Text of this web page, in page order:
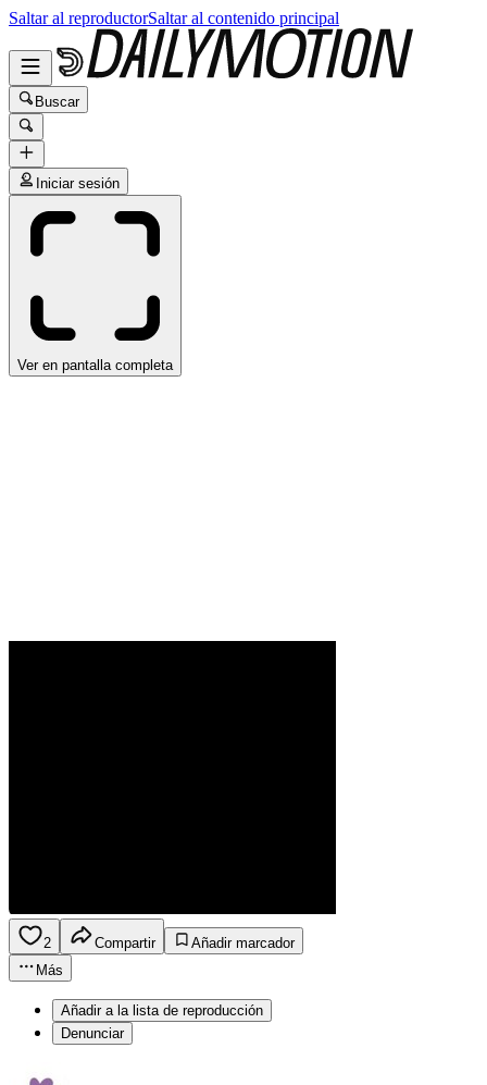
Saltar al reproductorSaltar al contenido principal
Buscar
Iniciar sesión
Ver en pantalla completa
2 Compartir
Añadir marcador
Más
Añadir a la lista de reproducción
Denunciar